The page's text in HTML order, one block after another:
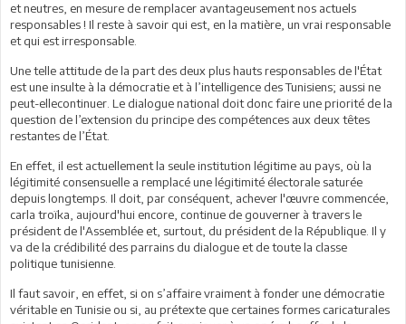
et neutres, en mesure de remplacer avantageusement nos actuels
responsables ! Il reste à savoir qui est, en la matière, un vrai responsable
et qui est irresponsable.
Une telle attitude de la part des deux plus hauts responsables de l'État
est une insulte à la démocratie et à l’intelligence des Tunisiens; aussi ne
peut-ellecontinuer. Le dialogue national doit donc faire une priorité de la
question de l’extension du principe des compétences aux deux têtes
restantes de l’État.
En effet, il est actuellement la seule institution légitime au pays, où la
légitimité consensuelle a remplacé une légitimité électorale saturée
depuis longtemps. Il doit, par conséquent, achever l'œuvre commencée,
carla troïka, aujourd'hui encore, continue de gouverner à travers le
président de l'Assemblée et, surtout, du président de la République. Il y
va de la crédibilité des parrains du dialogue et de toute la classe
politique tunisienne.
Il faut savoir, en effet, si on s’affaire vraiment à fonder une démocratie
véritable en Tunisie ou si, au prétexte que certaines formes caricaturales